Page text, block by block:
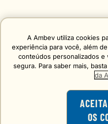
A Ambev utiliza cookies
experiência para você, além
conteúdos personalizados e
segura. Para saber mais,
da
OS